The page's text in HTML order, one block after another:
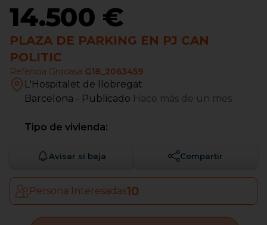
14.500 €
PLAZA DE PARKING EN PJ CAN
POLITIC
Refencia Grocasa G18_2063459
L'Hospitalet de llobregat
Barcelona - Publicado Hace más de un mes
Tipo de vivienda:
Avisar si baja Compartir
Persona Interesadas10